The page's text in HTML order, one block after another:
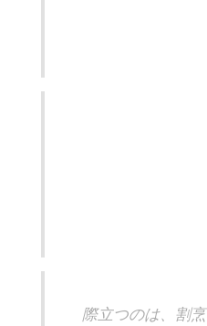
際立つのは、割